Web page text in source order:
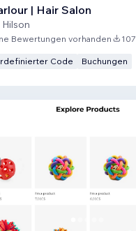
| Hair Salon
Hilson
Bewertungen vorhanden 107
Code Buchungen